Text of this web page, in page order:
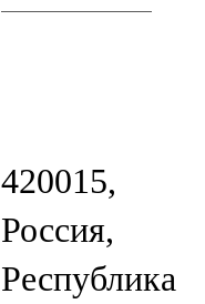
420015,
Россия,
Республика